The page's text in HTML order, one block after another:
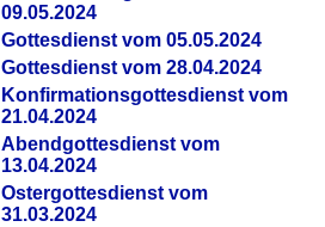
09.05.2024
Gottesdienst vom 05.05.2024
Gottesdienst vom 28.04.2024
Konfirmationsgottesdienst vom
21.04.2024
Abendgottesdienst vom
13.04.2024
Ostergottesdienst vom
31.03.2024